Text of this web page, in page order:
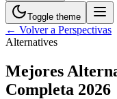
Toggle theme
← Volver a Perspectivas
Alternatives
Mejores
Completa 2026